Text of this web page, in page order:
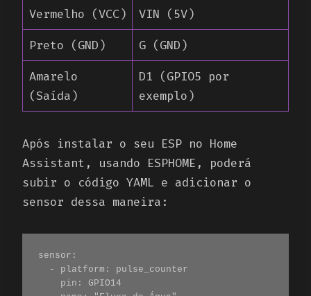
Vermelho (VCC) VIN (5V)
Preto (GND) G (GND)
Amarelo
(Saída)
D1 (GPIO5 por
exemplo)
Após instalar o seu ESP no Home
Assistant, usando ESPHOME, poderá
subir o código YAML e adicionar o
sensor dessa maneira:
sensor: